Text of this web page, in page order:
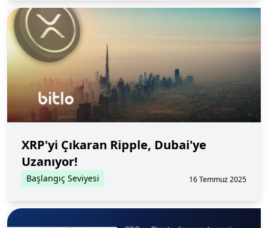
XRP'yi Çıkaran Ripple, Dubai'ye
Uzanıyor!
Başlangıç Seviyesi 16 Temmuz 2025